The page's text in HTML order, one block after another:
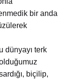
bir anda
dünyayı terk
biçilip,